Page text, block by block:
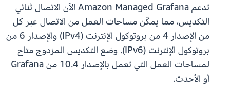
تدعم Amazon Managed Grafana الآن الاتصال ثنائي
التكديس، مما يمكّن مساحات العمل من الاتصال عبر كل
من الإصدار 4 من بروتوكول الإنترنت (IPv4) والإصدار 6 من
بروتوكول الإنترنت (IPv6). وضع التكديس المزدوج متاح
لمساحات العمل التي تعمل بالإصدار 10.4 من Grafana
أو الأحدث.